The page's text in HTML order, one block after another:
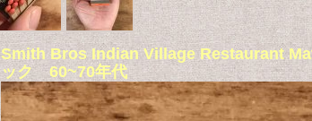
Smith Bros Indian Village Restaurant
ック 60~70年代